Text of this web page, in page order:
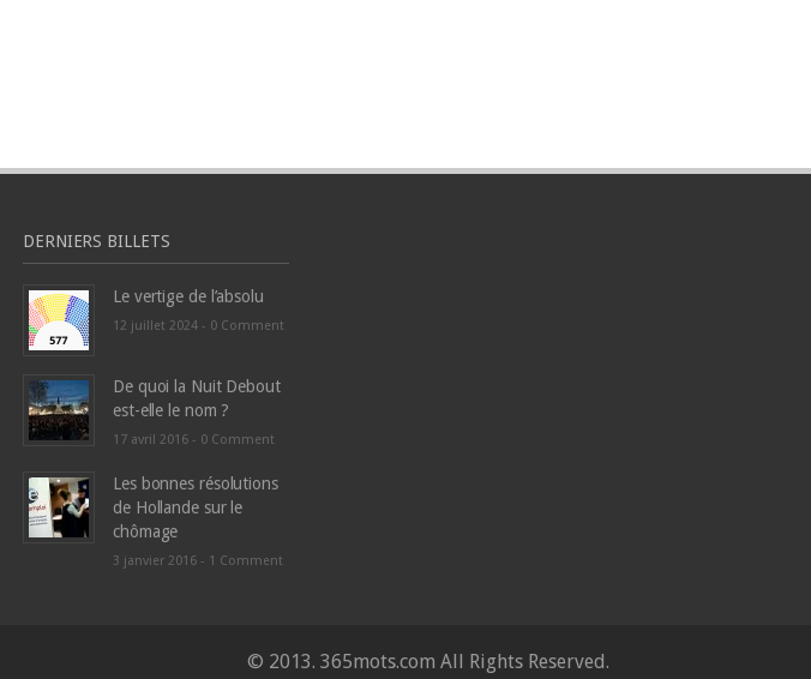
DERNIERS BILLETS
Le vertige de l’absolu
12 juillet 2024 - 0 Comment
De quoi la Nuit Debout
est-elle le nom ?
17 avril 2016 - 0 Comment
Les bonnes résolutions
de Hollande sur le
chômage
3 janvier 2016 - 1 Comment
© 2013. 365mots.com All Rights Reserved.